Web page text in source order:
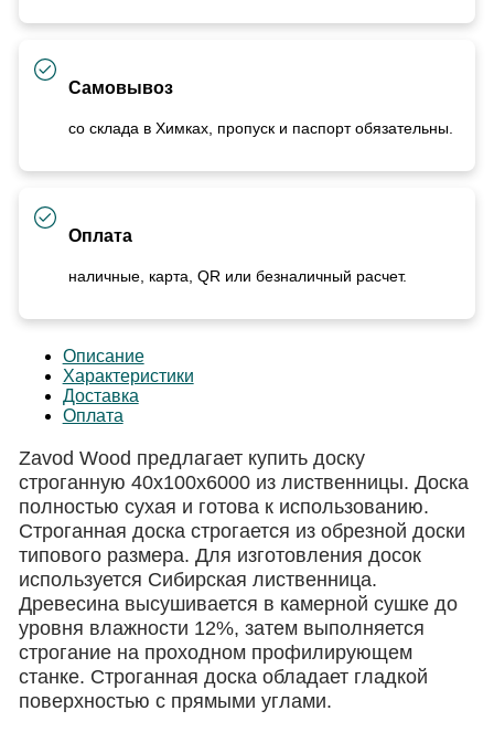
Самовывоз
со склада в Химках, пропуск и паспорт обязательны.
Оплата
наличные, карта, QR или безналичный расчет.
Описание
Характеристики
Доставка
Оплата
Zavod Wood предлагает купить доску
строганную 40х100х6000 из лиственницы. Доска
полностью сухая и готова к использованию.
Строганная доска строгается из обрезной доски
типового размера. Для изготовления досок
используется Сибирская лиственница.
Древесина высушивается в камерной сушке до
уровня влажности 12%, затем выполняется
строгание на проходном профилирующем
станке. Строганная доска обладает гладкой
поверхностью с прямыми углами.